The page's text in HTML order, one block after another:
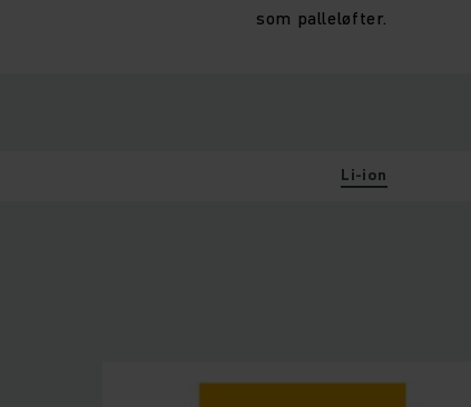
som palleløfter.
Li-ion